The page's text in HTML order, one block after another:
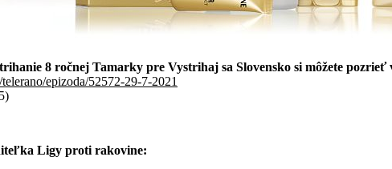
8 ročnej Tamarky pre Vystrihaj sa Slovensko si môžete
epizoda/52572-29-7-2021
Ligy proti rakovine: